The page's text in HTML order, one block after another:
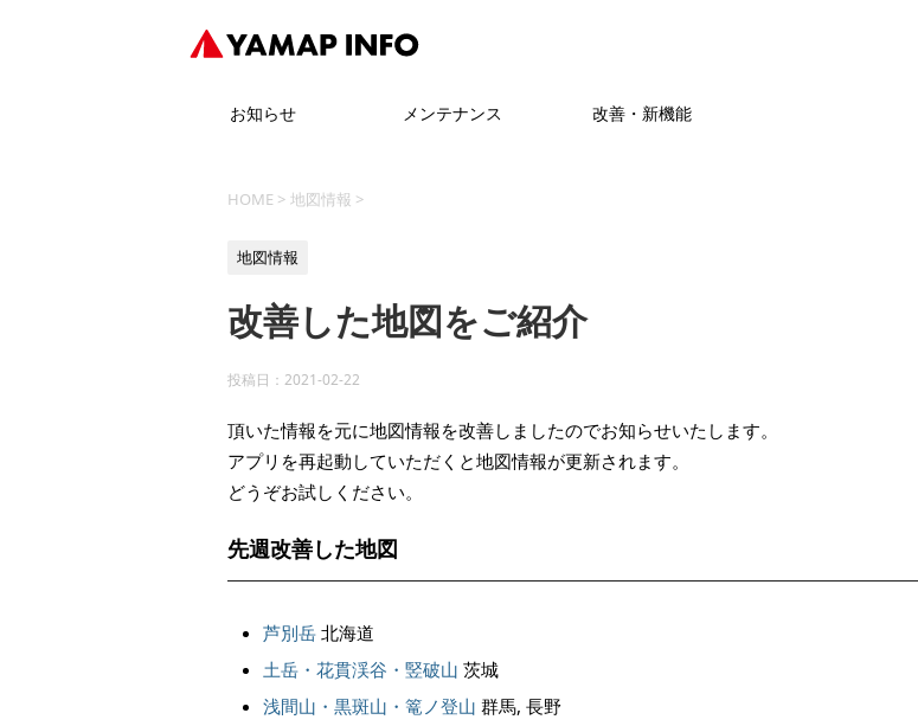
お知らせ メンテナンス 改善・新機能
HOME > 地図情報 >
地図情報
改善した地図をご紹介
投稿日： 2021-02-22
頂いた情報を元に地図情報を改善しましたのでお知らせいたします。
アプリを再起動していただくと地図情報が更新されます。
どうぞお試しください。
先週改善した地図
芦別岳 北海道
土岳・花貫渓谷・竪破山 茨城
浅間山・黒斑山・篭ノ登山 群馬, 長野